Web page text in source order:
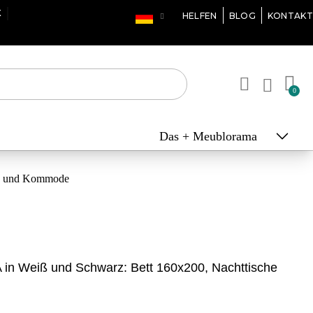
HELFEN BLOG KONTAKT
Das + Meublorama
Kommode
in Weiß und Schwarz: Bett 160x200, Nachttische